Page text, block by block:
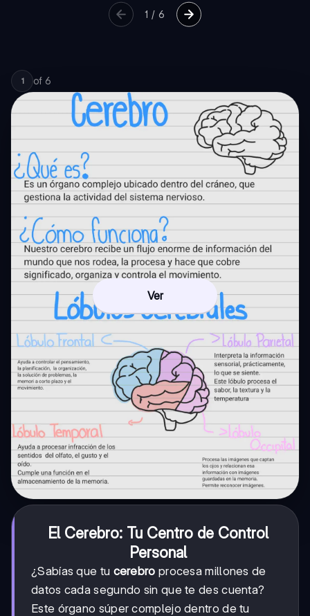
1 /6
1 of 6
Ver
El Cerebro: Tu Centro de Control
Personal
¿Sabías que tu cerebro procesa millones de
datos cada segundo sin que te des cuenta?
Este órgano súper complejo dentro de tu